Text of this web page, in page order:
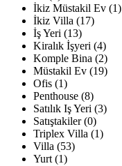
İkiz Müstakil Ev (1)
İkiz Villa (17)
İş Yeri (13)
Kiralık İşyeri (4)
Komple Bina (2)
Müstakil Ev (19)
Ofis (1)
Penthouse (8)
Satılık Iş Yeri (3)
Satıştakiler (0)
Triplex Villa (1)
Villa (53)
Yurt (1)